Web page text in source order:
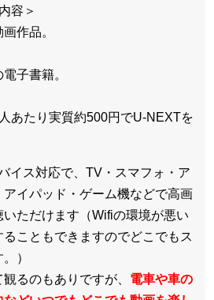
容＞
作品。
子書籍。
あたり実質約500円でU-NEXTを
イス対応で、TV・スマフォ・ア
イパッド・ゲーム機などで高画
ただけます（Wifiの環境が悪い
こともできますのでどこでもス
）
るのもありですが、 電車や車の